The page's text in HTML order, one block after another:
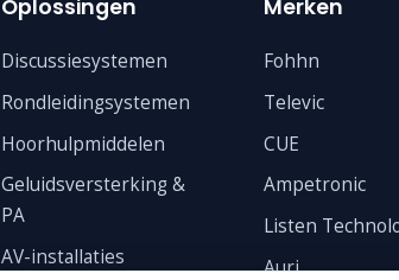
Oplossingen
Discussiesystemen
Rondleidingsystemen
Hoorhulpmiddelen
Geluidsversterking &
PA
AV-installaties
Merken
Fohhn
Televic
CUE
Ampetronic
Listen
Auri